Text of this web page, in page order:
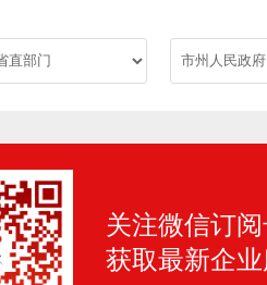
关注微信订
获取最新企